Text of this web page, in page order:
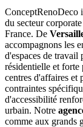
ConceptRenoDeco
du secteur
France. De
accompagnons les
d'espaces de
résidentielle et forte
centres d'affaires et
contraintes
d'accessibilité
urbain. Notre
comme aux grands